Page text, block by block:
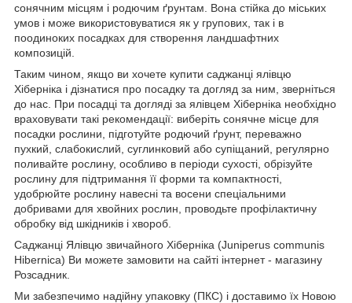
сонячним місцям і родючим ґрунтам. Вона стійка до міських
умов і може використовуватися як у групових, так і в
поодиноких посадках для створення ландшафтних
композицій.
Таким чином, якщо ви хочете купити саджанці ялівцю
Хіберніка і дізнатися про посадку та догляд за ним, зверніться
до нас. При посадці та догляді за ялівцем Хіберніка необхідно
враховувати такі рекомендації: виберіть сонячне місце для
посадки рослини, підготуйте родючий ґрунт, переважно
пухкий, слабокислий, суглинковий або супіщаний, регулярно
поливайте рослину, особливо в періоди сухості, обрізуйте
рослину для підтримання її форми та компактності,
удобрюйте рослину навесні та восени спеціальними
добривами для хвойних рослин, проводьте профілактичну
обробку від шкідників і хвороб.
Саджанці Ялівцю звичайного Хіберніка (Juniperus communis
Hibernica) Ви можете замовити на сайті інтернет - магазину
Розсадник.
Ми забезпечимо надійну упаковку (ПКС) і доставимо їх Новою